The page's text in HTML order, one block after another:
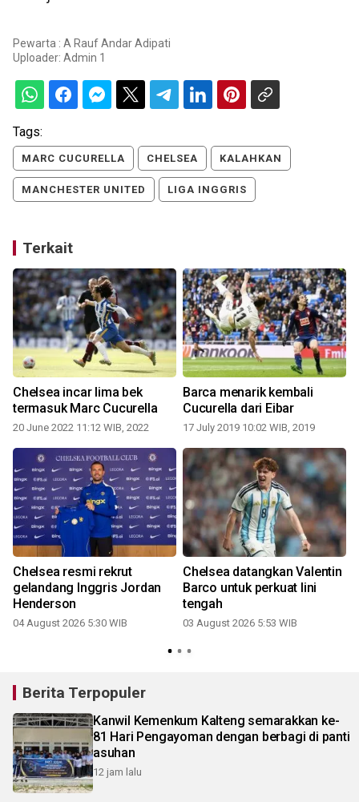
Pewarta : A Rauf Andar Adipati
Uploader: Admin 1
Tags:
MARC CUCURELLA CHELSEA KALAHKAN
MANCHESTER UNITED LIGA INGGRIS
Terkait
Chelsea incar lima bek
termasuk Marc Cucurella
20 June 2022 11:12 WIB, 2022
Barca menarik kembali
Cucurella dari Eibar
17 July 2019 10:02 WIB, 2019
Chelsea resmi rekrut
gelandang Inggris Jordan
Henderson
04 August 2026 5:30 WIB
Chelsea datangkan Valentin
Barco untuk perkuat lini
tengah
03 August 2026 5:53 WIB
Berita Terpopuler
Kanwil Kemenkum Kalteng semarakkan ke-
81 Hari Pengayoman dengan berbagi di panti
asuhan
12 jam lalu